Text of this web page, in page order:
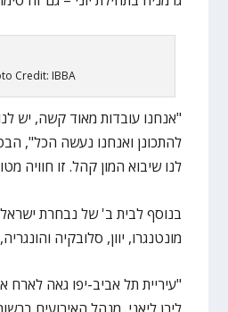
Credit: IBBA
"אנחנו עובדות מאוד קשה, יש
להתכונן ואנחנו נעשה הכל",
לנו שיבוא המון קהל. זו חוויה
בנוסף לבית ב' של נבחרת
מונטנגרו, יוון, סלובקיה
"עיריית תל אביב-יפו גאה